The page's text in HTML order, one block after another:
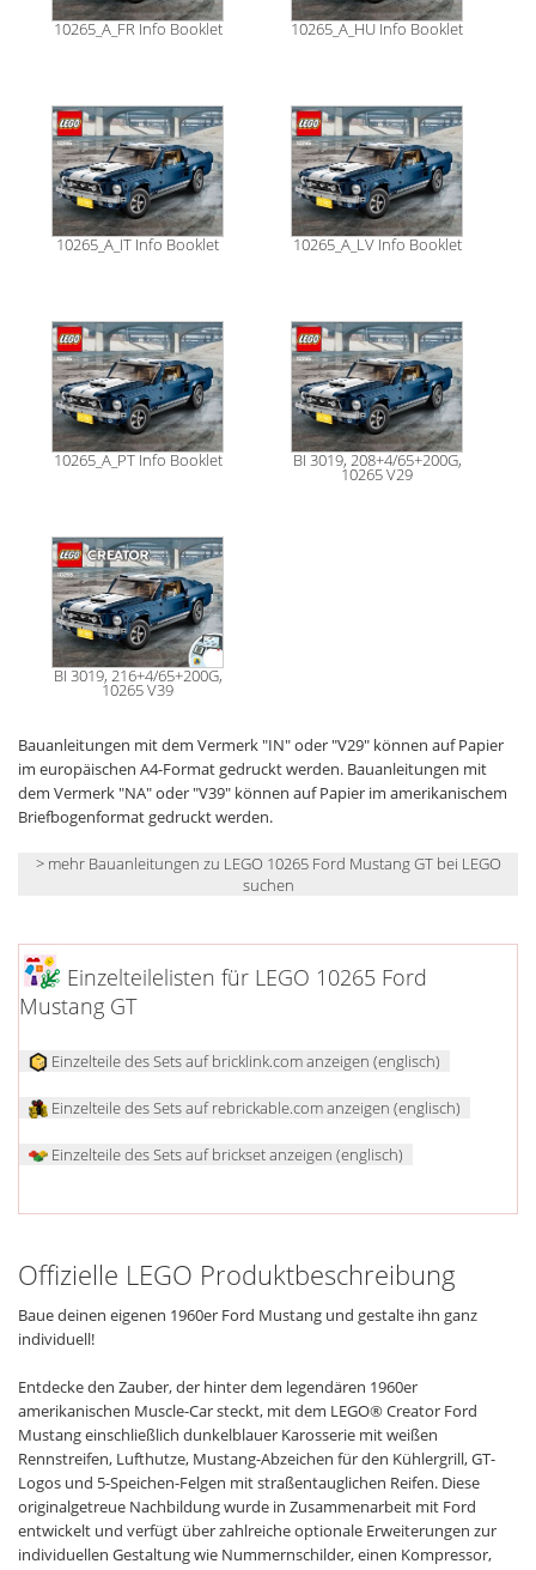
10265_A_FR Info Booklet 10265_A_HU Info Booklet
10265_A_IT Info Booklet 10265_A_LV Info Booklet
10265_A_PT Info Booklet BI 3019, 208+4/65+200G,
10265 V29
BI 3019, 216+4/65+200G,
10265 V39
Bauanleitungen mit dem Vermerk "IN" oder "V29" können auf Papier
im europäischen A4-Format gedruckt werden. Bauanleitungen mit
dem Vermerk "NA" oder "V39" können auf Papier im amerikanischem
Briefbogenformat gedruckt werden.
> mehr Bauanleitungen zu LEGO 10265 Ford Mustang GT bei LEGO
suchen
Einzelteilelisten für LEGO 10265 Ford
Mustang GT
Einzelteile des Sets auf bricklink.com anzeigen (englisch)
Einzelteile des Sets auf rebrickable.com anzeigen (englisch)
Einzelteile des Sets auf brickset anzeigen (englisch)
Offizielle LEGO Produktbeschreibung
Baue deinen eigenen 1960er Ford Mustang und gestalte ihn ganz
individuell!
Entdecke den Zauber, der hinter dem legendären 1960er
amerikanischen Muscle-Car steckt, mit dem LEGO® Creator Ford
Mustang einschließlich dunkelblauer Karosserie mit weißen
Rennstreifen, Lufthutze, Mustang-Abzeichen für den Kühlergrill, GT-
Logos und 5-Speichen-Felgen mit straßentauglichen Reifen. Diese
originalgetreue Nachbildung wurde in Zusammenarbeit mit Ford
entwickelt und verfügt über zahlreiche optionale Erweiterungen zur
individuellen Gestaltung wie Nummernschilder, einen Kompressor,